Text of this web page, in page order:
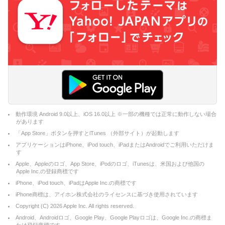
動作環境 Android 9.0以上、iOS 16.0以上 ※一部の機種では正常に動作しない場合
があります
「App Store」ボタンを押すとiTunes （外部サイト）が起動します
アプリケーションはiPhone、iPod touch、iPadまたはAndroidでご利用いただけま
す
Apple、Appleのロゴ、App Store、iPodのロゴ、iTunesは、米国および他国の
Apple Inc.の登録商標です
iPhone、iPod touch、iPadはApple Inc.の商標です
iPhone商標は、アイホン株式会社のライセンスに基づき使用されています
Copyright (C) 2026Apple Inc. All rights reserved.
Android、Androidロゴ、Google Play、Google Playロゴは、Google Inc.の商標ま